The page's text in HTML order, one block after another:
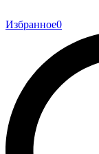
Избранное0